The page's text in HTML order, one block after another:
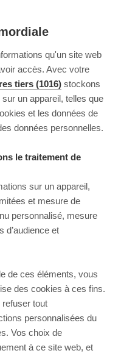
qu'un site web
accès. Avec votre
tiers (1016) stockons
un appareil, telles que
et les données de
données personnelles.
le traitement de
sur un appareil,
et mesure de
personnalisé, mesure
d’audience et
de ces éléments, vous
des cookies à ces fins.
tout
personnalisées du
Vos choix de
à ce site web, et
back.